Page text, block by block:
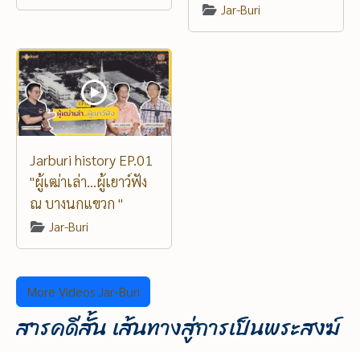
Jar-Buri
Jarburi history EP.01
"ผู้เฒ่าเล่า...ผู้เยาว์ฟัง
ณ บางนกแขวก "
Jar-Buri
More Videos Jar-Buri
สารคดีสั้น เส้นทางสู่การเป็นพระสงฆ์